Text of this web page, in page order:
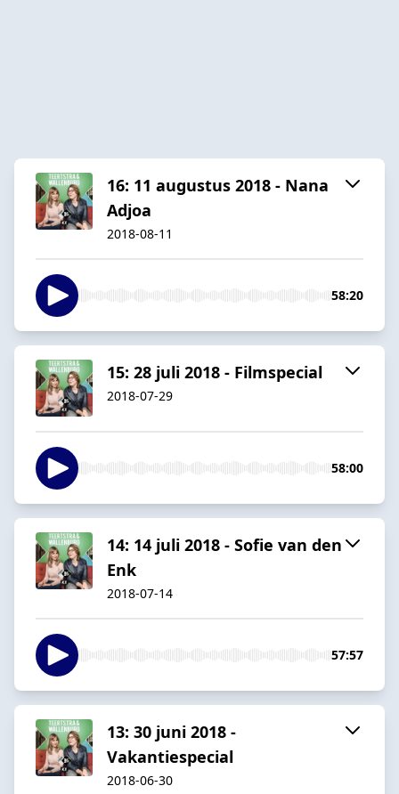
16: 11 augustus 2018 - Nana
Adjoa
2018-08-11
58:20
15: 28 juli 2018 - Filmspecial
2018-07-29
58:00
14: 14 juli 2018 - Sofie van den
Enk
2018-07-14
57:57
13: 30 juni 2018 -
Vakantiespecial
2018-06-30